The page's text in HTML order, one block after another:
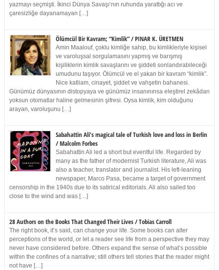
yazmayı seçmişti. İkinci Dünya Savaşı’nın ruhunda yarattığı acı ve
çaresizliğe dayanamayan […]
Ölümcül Bir Kavram; “Kimlik” / PINAR K. ÜRETMEN
Amin Maalouf, çoklu kimliğe sahip, bu kimlikleriyle kişisel
ve varoluşsal sorgulamasını yapmış ve barışmış
kişiliklerin kimlik savaşlarını ve şiddeti sonlandırabileceği
umudunu taşıyor. Ölümcül ve el yakan bir kavram “kimlik”.
Nice katliam, cinayet, şiddet ve vahşetin bahanesi.
Günümüz dünyasının distopyaya ve günümüz insanınınsa eleştirel zekâdan
yoksun otomatlar haline gelmesinin şifresi. Oysa kimlik, kim olduğunu
arayan, varoluşunu […]
Sabahattin Ali’s magical tale of Turkish love and loss in Berlin
/ Malcolm Forbes
Sabahattin Ali led a short but eventful life. Regarded by
many as the father of modernist Turkish literature, Ali was
also a teacher, translator and journalist. His left-leaning
newspaper, Marco Pasa, became a target of government
censorship in the 1940s due to its satirical editorials. Ali also sailed too
close to the wind and was […]
28 Authors on the Books That Changed Their Lives / Tobias Carroll
The right book, it’s said, can change your life. Some books can alter
perceptions of the world, or let a reader see life from a perspective they may
never have considered before. Others expand the sense of what’s possible
within the confines of a narrative; still others tell stories that the reader might
not have […]